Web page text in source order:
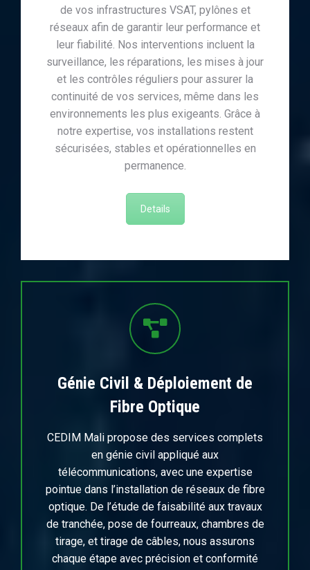
de vos infrastructures VSAT, pylônes et
réseaux afin de garantir leur performance et
leur fiabilité. Nos interventions incluent la
surveillance, les réparations, les mises à jour
et les contrôles réguliers pour assurer la
continuité de vos services, même dans les
environnements les plus exigeants. Grâce à
notre expertise, vos installations restent
sécurisées, stables et opérationnelles en
permanence.
Details
Génie Civil & Déploiement de
Fibre Optique
CEDIM Mali propose des services complets
en génie civil appliqué aux
télécommunications, avec une expertise
pointue dans l’installation de réseaux de fibre
optique. De l’étude de faisabilité aux travaux
de tranchée, pose de fourreaux, chambres de
tirage, et tirage de câbles, nous assurons
chaque étape avec précision et conformité